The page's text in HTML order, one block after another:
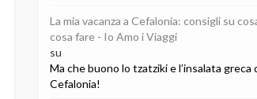
La mia vacanza a Cefalonia: consigli su
cosa fare - Io Amo i Viaggi
su
Ma che buono lo tzatziki e l’insalata greca
Cefalonia!